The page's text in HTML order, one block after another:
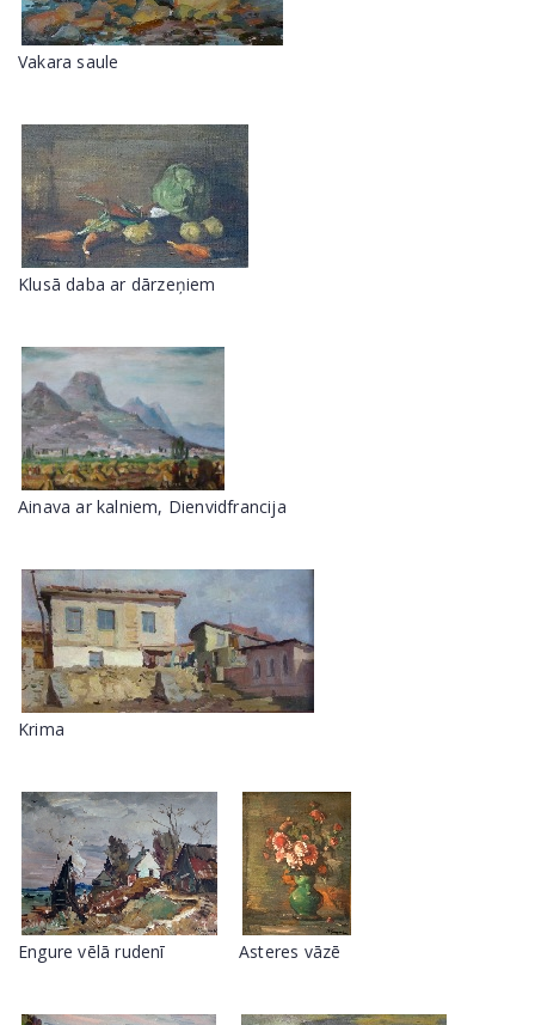
Vakara saule
Klusā daba ar dārzeņiem
Ainava ar kalniem, Dienvidfrancija
Krima
Engure vēlā rudenī Asteres vāzē